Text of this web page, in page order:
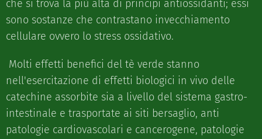
che si trova la più alta di principi antiossidanti; essi
sono sostanze che contrastano invecchiamento
cellulare ovvero lo stress ossidativo.
Molti effetti benefici del tè verde stanno
nell'esercitazione di effetti biologici in vivo delle
catechine assorbite sia a livello del sistema gastro-
intestinale e trasportate ai siti bersaglio, anti
patologie cardiovascolari e cancerogene, patologie